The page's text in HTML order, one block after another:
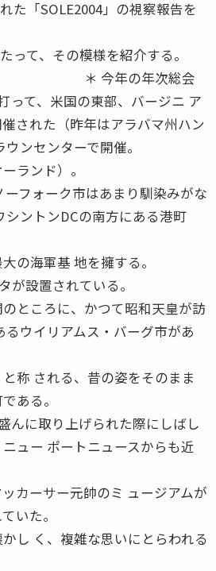
た「SOLE2004」の視察報告を
って、その模様を紹介する。
年の年次総会
って、米国の東部、バージニ ア
された（昨年はアラバマ州ハン
ンセンターで開催。
ランド）。
フォーク市はあまり馴染みがな
シントンDCの南方にある港町
の海軍基 地を擁する。
が設置されている。
ところに、かつて昭和天皇が訪
ウイリアムス・バーグ市があ
称 される、昔の姿をそのまま
ある。
んに取り上げられた際にしばし
ュー ポートニュースからも近
カーサー元帥のミ ュージアムが
いた。
し く、複雑な思いにとらわれる